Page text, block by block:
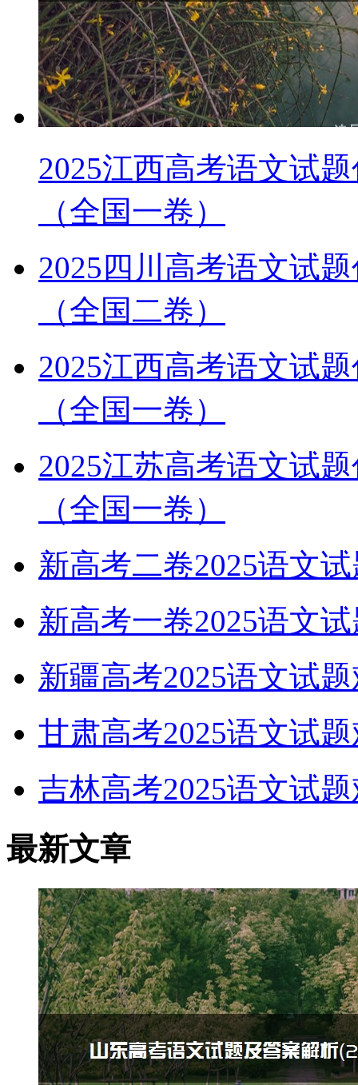
2025江西高考语文试
（全国一卷）
2025四川高考语文试
（全国二卷）
2025江西高考语文试
（全国一卷）
2025江苏高考语文试
（全国一卷）
新高考二卷2025语文
新高考一卷2025语文
新疆高考2025语文试
甘肃高考2025语文试
吉林高考2025语文试
最新文章